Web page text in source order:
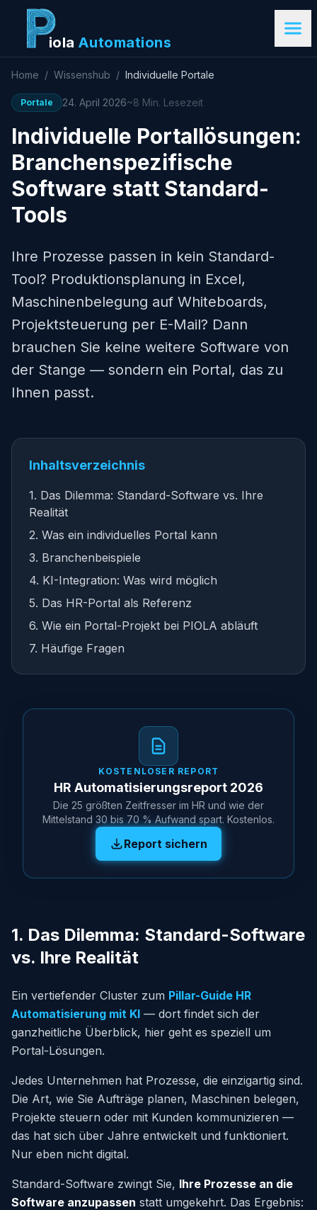
iola Automations
Home / Wissenshub / Individuelle Portale
Portale 24. April 2026~8 Min. Lesezeit
Individuelle Portallösungen:
Branchenspezifische
Software statt Standard-
Tools
Ihre Prozesse passen in kein Standard-
Tool? Produktionsplanung in Excel,
Maschinenbelegung auf Whiteboards,
Projektsteuerung per E-Mail? Dann
brauchen Sie keine weitere Software von
der Stange — sondern ein Portal, das zu
Ihnen passt.
Inhaltsverzeichnis
1. Das Dilemma: Standard-Software vs. Ihre
Realität
2. Was ein individuelles Portal kann
3. Branchenbeispiele
4. KI-Integration: Was wird möglich
5. Das HR-Portal als Referenz
6. Wie ein Portal-Projekt bei PIOLA abläuft
7. Häufige Fragen
KOSTENLOSER REPORT
HR Automatisierungsreport 2026
Die 25 größten Zeitfresser im HR und wie der
Mittelstand 30 bis 70 % Aufwand spart. Kostenlos.
Report sichern
1. Das Dilemma: Standard-Software
vs. Ihre Realität
Ein vertiefender Cluster zum Pillar-Guide HR
Automatisierung mit KI — dort findet sich der
ganzheitliche Überblick, hier geht es speziell um
Portal-Lösungen.
Jedes Unternehmen hat Prozesse, die einzigartig sind.
Die Art, wie Sie Aufträge planen, Maschinen belegen,
Projekte steuern oder mit Kunden kommunizieren —
das hat sich über Jahre entwickelt und funktioniert.
Nur eben nicht digital.
Standard-Software zwingt Sie, Ihre Prozesse an die
Software anzupassen statt umgekehrt. Das Ergebnis: